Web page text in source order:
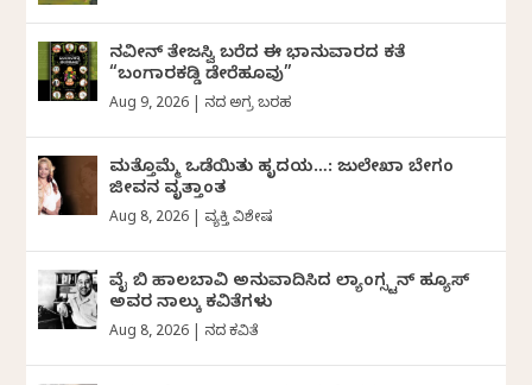
ನವೀನ್‌ ತೇಜಸ್ವಿ ಬರೆದ ಈ ಭಾನುವಾರದ ಕತೆ
“ಬಂಗಾರಕಡ್ಡಿ ಡೇರೆಹೂವು”
Aug 9, 2026 ದಿನದ ಅಗ್ರ ಬರಹ
ಮತ್ತೊಮ್ಮೆ ಒಡೆಯಿತು ಹೃದಯ…: ಜುಲೇಖಾ ಬೇಗಂ
ಜೀವನ ವೃತ್ತಾಂತ
Aug 8, 2026 ವ್ಯಕ್ತಿ ವಿಶೇಷ
ವೈ ಬಿ ಹಾಲಬಾವಿ ಅನುವಾದಿಸಿದ ಲ್ಯಾಂಗ್ಸ್ಟನ್ ಹ್ಯೂಸ್
ಅವರ ನಾಲ್ಕು ಕವಿತೆಗಳು
Aug 8, 2026 ದಿನದ ಕವಿತೆ